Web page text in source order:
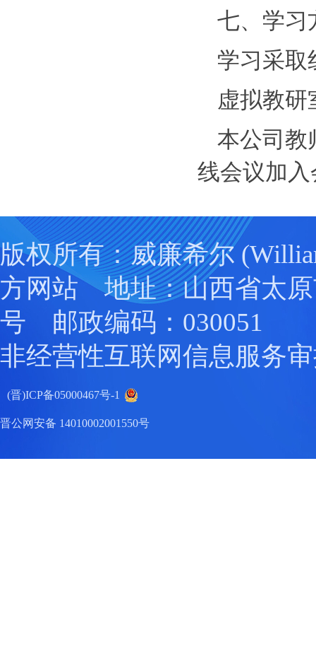
七、学习
学习采取
虚拟教研
本公司教
线会议加
版权所有：威廉希尔
方网站 地址：山西省太原
号 邮政编码：030051
非经营性互联网信息服务
(晋)ICP备05000467号-1
晋公网安备 14010002001550号